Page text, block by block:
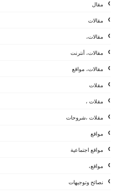
مقال
مقالات
مقالات،
مقالات، أنترنت
مقالات، مواقع
مقلات
مقلات ،
مقلات ،شروحات
مواقع
مواقع اجتماعية
مواقع،
نصائح وتوجيهات